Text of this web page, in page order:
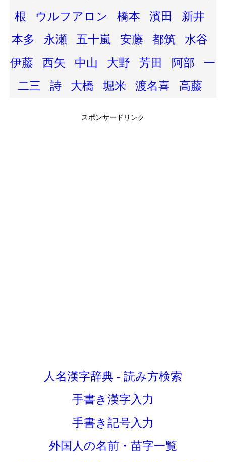
根
ウルフアロン 橋本 濱田
新井
本多
永瀬 五十嵐 安藤 都筑
水谷
伊藤
西矢 中山 大野 芳田 阿部
一
二三
詩 大橋 堀米 渡名喜 高藤
スポンサードリンク
人名漢字辞典 - 読み方検索
手書き漢字入力
手書き記号入力
外国人の名前・苗字一覧